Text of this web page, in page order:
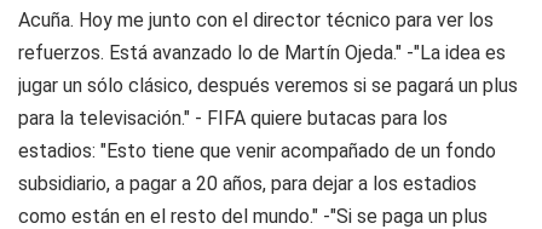
Acuña. Hoy me junto con el director técnico para ver los
refuerzos. Está avanzado lo de Martín Ojeda." -"La idea es
jugar un sólo clásico, después veremos si se pagará un plus
para la televisación." - FIFA quiere butacas para los
estadios: "Esto tiene que venir acompañado de un fondo
subsidiario, a pagar a 20 años, para dejar a los estadios
como están en el resto del mundo." -"Si se paga un plus